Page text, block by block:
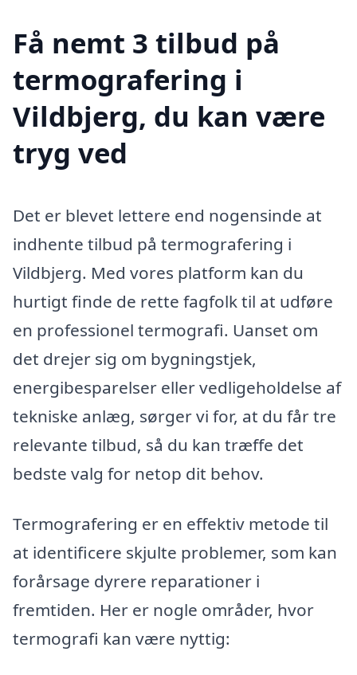
Få nemt 3 tilbud på
termografering i
Vildbjerg, du kan være
tryg ved
Det er blevet lettere end nogensinde at
indhente tilbud på termografering i
Vildbjerg. Med vores platform kan du
hurtigt finde de rette fagfolk til at udføre
en professionel termografi. Uanset om
det drejer sig om bygningstjek,
energibesparelser eller vedligeholdelse af
tekniske anlæg, sørger vi for, at du får tre
relevante tilbud, så du kan træffe det
bedste valg for netop dit behov.
Termografering er en effektiv metode til
at identificere skjulte problemer, som kan
forårsage dyrere reparationer i
fremtiden. Her er nogle områder, hvor
termografi kan være nyttig: